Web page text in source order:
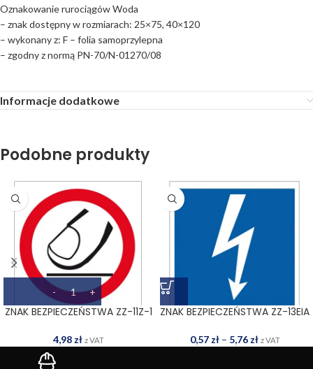
Oznakowanie rurociągów Woda
– znak dostępny w rozmiarach: 25×75, 40×120
– wykonany z: F – folia samoprzylepna
– zgodny z normą PN-70/N-01270/08
Informacje dodatkowe
Podobne produkty
ZNAK BEZPIECZEŃSTWA ZZ-11Z-1
4,98 zł z VAT
ZNAK BEZPIECZEŃSTWA ZZ-13EIA
0,57 zł – 5,76 zł z VAT